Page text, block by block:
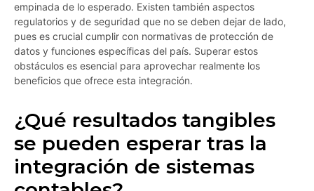
empinada de lo esperado. Existen también aspectos
regulatorios y de seguridad que no se deben dejar de lado,
pues es crucial cumplir con normativas de protección de
datos y funciones específicas del país. Superar estos
obstáculos es esencial para aprovechar realmente los
beneficios que ofrece esta integración.
¿Qué resultados tangibles
se pueden esperar tras la
integración de sistemas